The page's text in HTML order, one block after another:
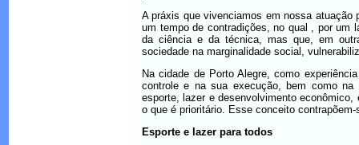
A práxis que vivenciamos em nossa atuação
um tempo de contradições, no qual , por um
da ciência e da técnica, mas que, em
sociedade na marginalidade social,
Na cidade de Porto Alegre, como
controle e na sua execução, bem como
esporte, lazer e desenvolvimento
o que é prioritário. Esse conceito
Esporte e lazer para todos